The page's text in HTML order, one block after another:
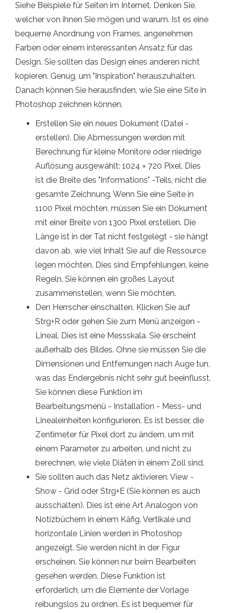
Siehe Beispiele für Seiten im Internet. Denken Sie,
welcher von ihnen Sie mögen und warum. Ist es eine
bequeme Anordnung von Frames, angenehmen
Farben oder einem interessanten Ansatz für das
Design. Sie sollten das Design eines anderen nicht
kopieren. Genug, um "Inspiration" herauszuhalten.
Danach können Sie herausfinden, wie Sie eine Site in
Photoshop zeichnen können.
Erstellen Sie ein neues Dokument (Datei -
erstellen). Die Abmessungen werden mit
Berechnung für kleine Monitore oder niedrige
Auflösung ausgewählt: 1024 × 720 Pixel. Dies
ist die Breite des "Informations" -Teils, nicht die
gesamte Zeichnung. Wenn Sie eine Seite in
1100 Pixel möchten, müssen Sie ein Dokument
mit einer Breite von 1300 Pixel erstellen. Die
Länge ist in der Tat nicht festgelegt - sie hängt
davon ab, wie viel Inhalt Sie auf die Ressource
legen möchten. Dies sind Empfehlungen, keine
Regeln. Sie können ein großes Layout
zusammenstellen, wenn Sie möchten.
Den Herrscher einschalten. Klicken Sie auf
Strg+R oder gehen Sie zum Menü anzeigen -
Lineal. Dies ist eine Messskala. Sie erscheint
außerhalb des Bildes. Ohne sie müssen Sie die
Dimensionen und Entfernungen nach Auge tun,
was das Endergebnis nicht sehr gut beeinflusst.
Sie können diese Funktion im
Bearbeitungsmenü - Installation - Mess- und
Linealeinheiten konfigurieren. Es ist besser, die
Zentimeter für Pixel dort zu ändern, um mit
einem Parameter zu arbeiten, und nicht zu
berechnen, wie viele Diäten in einem Zoll sind.
Sie sollten auch das Netz aktivieren. View -
Show - Grid oder Strg+E (Sie können es auch
ausschalten). Dies ist eine Art Analogon von
Notizbüchern in einem Käfig. Vertikale und
horizontale Linien werden in Photoshop
angezeigt. Sie werden nicht in der Figur
erscheinen. Sie können nur beim Bearbeiten
gesehen werden. Diese Funktion ist
erforderlich, um die Elemente der Vorlage
reibungslos zu ordnen. Es ist bequemer für